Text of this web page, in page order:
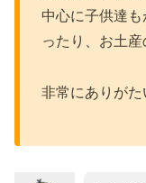
中心に子供達
ったり、お土産
非常にありがた